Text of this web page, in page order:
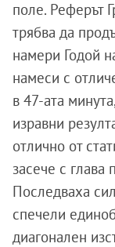
поле. Реферът
трябва да
намери Годой
намеси с
в 47-ата
изравни
отлично от
засече с глава
Последваха
спечели
диагонален